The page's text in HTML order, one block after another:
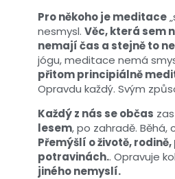
Pro někoho je meditace
nesmysl. Věc, která sem
nemají čas a stejně to
jógu, meditace nemá
přitom principiálně
Opravdu každý. Svým
Každý z nás se občas
lesem, po zahradě. Běhá,
Přemýšlí o životě,
potravinách.. Opravuje
jiného nemyslí.